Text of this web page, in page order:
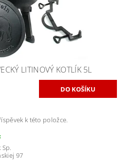
LITINOVÝ KOTLÍK 5L
k této položce.
97